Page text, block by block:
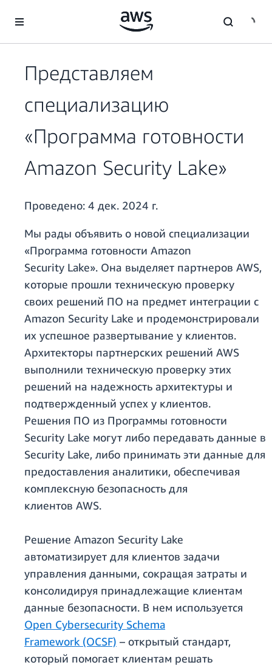
Перейти к главному контенту
Представляем
специализацию
«Программа готовности
Amazon Security Lake»
Проведено: 4 дек. 2024 г.
Мы рады объявить о новой специализации
«Программа готовности Amazon
Security Lake». Она выделяет партнеров AWS,
которые прошли техническую проверку
своих решений ПО на предмет интеграции с
Amazon Security Lake и продемонстрировали
их успешное развертывание у клиентов.
Архитекторы партнерских решений AWS
выполнили техническую проверку этих
решений на надежность архитектуры и
подтвержденный успех у клиентов.
Решения ПО из Программы готовности
Security Lake могут либо передавать данные в
Security Lake, либо принимать эти данные для
предоставления аналитики, обеспечивая
комплексную безопасность для
клиентов AWS.
Решение Amazon Security Lake
автоматизирует для клиентов задачи
управления данными, сокращая затраты и
консолидируя принадлежащие клиентам
данные безопасности. В нем используется
Open Cybersecurity Schema
Framework (OCSF) – открытый стандарт,
который помогает клиентам решать